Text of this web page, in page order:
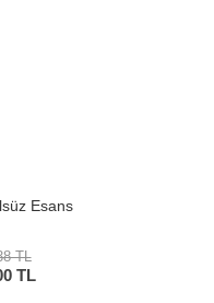
Esans
TL
TL